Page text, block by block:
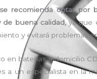
se recomienda optar por
de buena calidad,ya que
y evitará problemas
en baterías a domicilio
a un especialista en la